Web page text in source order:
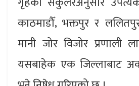
काठमाडौँ, भक्तपुर र
मानी जोर विजोर प्रणाली
यसबाहेक एक जिल्लाबाट